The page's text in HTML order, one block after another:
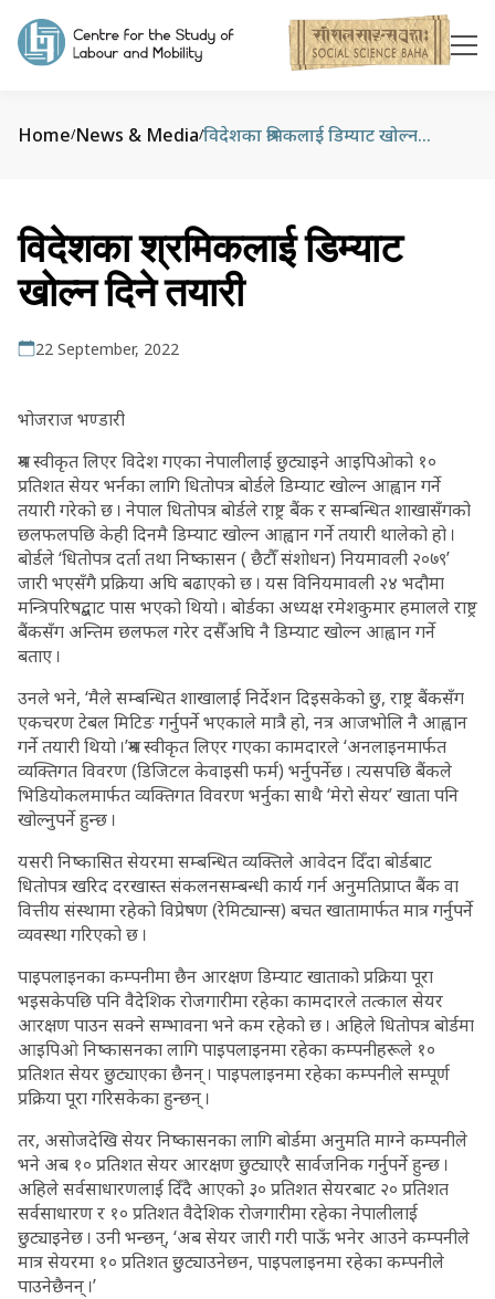
Home/News & Media/ विदेशका श्रमिकलाई डिम्याट खोल्न दिने तयारी
विदेशका श्रमिकलाई डिम्याट
खोल्न दिने तयारी
22 September, 2022
भोजराज भण्डारी
श्रम स्वीकृत लिएर विदेश गएका नेपालीलाई छुट्याइने आइपिओको १०
प्रतिशत सेयर भर्नका लागि धितोपत्र बोर्डले डिम्याट खोल्न आह्वान गर्ने
तयारी गरेको छ । नेपाल धितोपत्र बोर्डले राष्ट्र बैंक र सम्बन्धित शाखासँगको
छलफलपछि केही दिनमै डिम्याट खोल्न आह्वान गर्ने तयारी थालेको हो ।
बोर्डले ‘धितोपत्र दर्ता तथा निष्कासन ( छैटौँ संशोधन) नियमावली २०७९’
जारी भएसँगै प्रक्रिया अघि बढाएको छ । यस विनियमावली २४ भदौमा
मन्त्रिपरिषद्बाट पास भएको थियो । बोर्डका अध्यक्ष रमेशकुमार हमालले राष्ट्र
बैंकसँग अन्तिम छलफल गरेर दसैँअघि नै डिम्याट खोल्न आह्वान गर्ने
बताए ।
उनले भने, ‘मैले सम्बन्धित शाखालाई निर्देशन दिइसकेको छु, राष्ट्र बैंकसँग
एकचरण टेबल मिटिङ गर्नुपर्ने भएकाले मात्रै हो, नत्र आजभोलि नै आह्वान
गर्ने तयारी थियो ।’श्रम स्वीकृत लिएर गएका कामदारले ‘अनलाइनमार्फत
व्यक्तिगत विवरण (डिजिटल केवाइसी फर्म) भर्नुपर्नेछ । त्यसपछि बैंकले
भिडियोकलमार्फत व्यक्तिगत विवरण भर्नुका साथै ‘मेरो सेयर’ खाता पनि
खोल्नुपर्ने हुन्छ ।
यसरी निष्कासित सेयरमा सम्बन्धित व्यक्तिले आवेदन दिँदा बोर्डबाट
धितोपत्र खरिद दरखास्त संकलनसम्बन्धी कार्य गर्न अनुमतिप्राप्त बैंक वा
वित्तीय संस्थामा रहेको विप्रेषण (रेमिट्यान्स) बचत खातामार्फत मात्र गर्नुपर्ने
व्यवस्था गरिएको छ ।
पाइपलाइनका कम्पनीमा छैन आरक्षण डिम्याट खाताको प्रक्रिया पूरा
भइसकेपछि पनि वैदेशिक रोजगारीमा रहेका कामदारले तत्काल सेयर
आरक्षण पाउन सक्ने सम्भावना भने कम रहेको छ । अहिले धितोपत्र बोर्डमा
आइपिओ निष्कासनका लागि पाइपलाइनमा रहेका कम्पनीहरूले १०
प्रतिशत सेयर छुट्याएका छैनन् । पाइपलाइनमा रहेका कम्पनीले सम्पूर्ण
प्रक्रिया पूरा गरिसकेका हुन्छन् ।
तर, असोजदेखि सेयर निष्कासनका लागि बोर्डमा अनुमति माग्ने कम्पनीले
भने अब १० प्रतिशत सेयर आरक्षण छुट्याएरै सार्वजनिक गर्नुपर्ने हुन्छ ।
अहिले सर्वसाधारणलाई दिँदै आएको ३० प्रतिशत सेयरबाट २० प्रतिशत
सर्वसाधारण र १० प्रतिशत वैदेशिक रोजगारीमा रहेका नेपालीलाई
छुट्याइनेछ । उनी भन्छन्, ‘अब सेयर जारी गरी पाऊँ भनेर आउने कम्पनीले
मात्र सेयरमा १० प्रतिशत छुट्याउनेछन, पाइपलाइनमा रहेका कम्पनीले
पाउनेछैनन् ।’